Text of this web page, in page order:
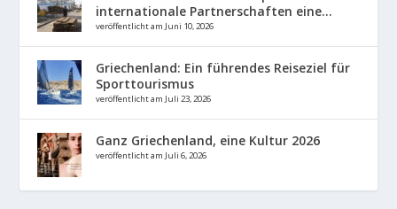
internationale Partnerschaften eine...
veröffentlicht am Juni 10, 2026
Griechenland: Ein führendes Reiseziel für
Sporttourismus
veröffentlicht am Juli 23, 2026
Ganz Griechenland, eine Kultur 2026
veröffentlicht am Juli 6, 2026